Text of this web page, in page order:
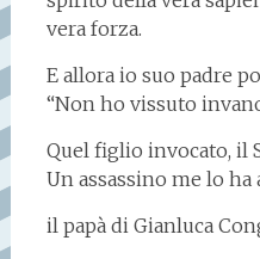
vera forza.
E allora io suo padre
“Non ho vissuto
Quel figlio invocato, il
Un assassino me lo ha
il papà di Gianluca